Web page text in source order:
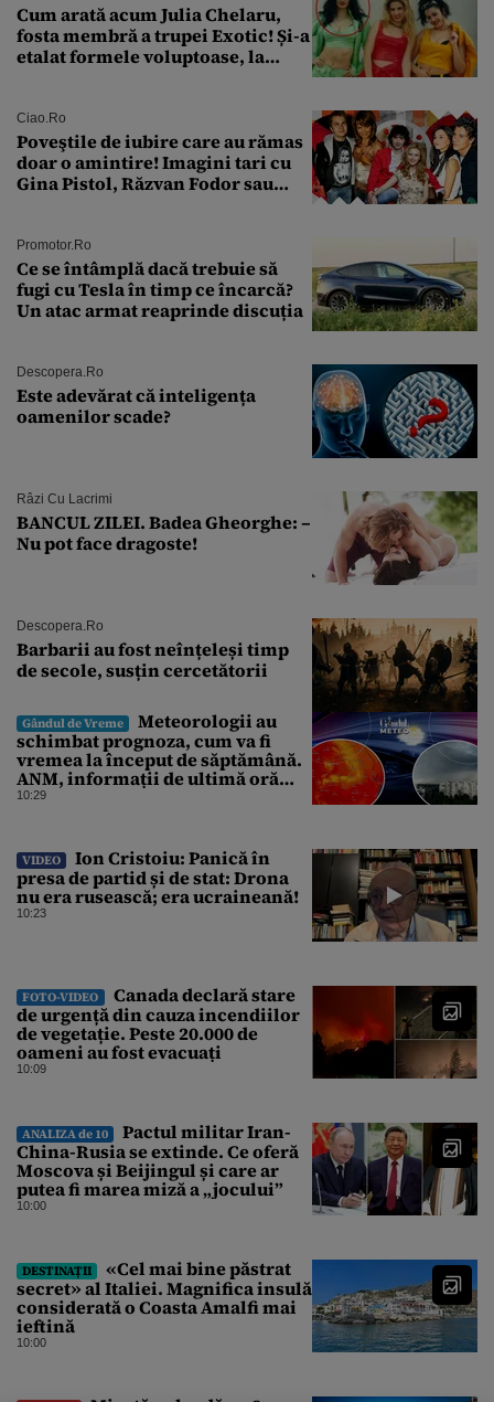
Cum arată acum Julia Chelaru,
fosta membră a trupei Exotic! Și-a
etalat formele voluptoase, la
Ciao.ro
Poveştile de iubire care au rămas
doar o amintire! Imagini tari cu
Gina Pistol, Răzvan Fodor sau
Promotor.ro
Ce se întâmplă dacă trebuie să
fugi cu Tesla în timp ce încarcă?
Un atac armat reaprinde discuția
Descopera.ro
Este adevărat că inteligența
oamenilor scade?
Râzi Cu Lacrimi
BANCUL ZILEI. Badea Gheorghe: –
Nu pot face dragoste!
Descopera.ro
Barbarii au fost neînțeleși timp
de secole, susțin cercetătorii
Gândul de Vreme
Meteorologii au
schimbat prognoza, cum va fi
vremea la început de săptămână.
ANM, informații de ultimă oră
pentru Gândul
10:29
VIDEO
Ion Cristoiu: Panică în
presa de partid și de stat: Drona
nu era rusească; era ucraineană!
10:23
FOTO-VIDEO
Canada declară stare
de urgență din cauza incendiilor
de vegetație. Peste 20.000 de
oameni au fost evacuați
10:09
ANALIZA de 10
Pactul militar Iran-
China-Rusia se extinde. Ce oferă
Moscova și Beijingul și care ar
putea fi marea miză a „jocului”
10:00
DESTINAȚII
«Cel mai bine păstrat
secret» al Italiei. Magnifica insulă
considerată o Coasta Amalfi mai
ieftină
10:00